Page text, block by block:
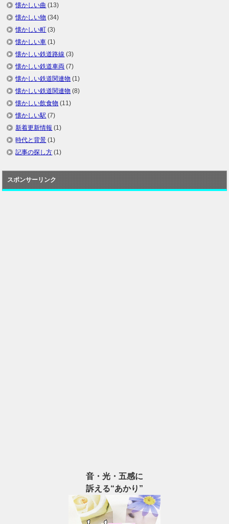
懐かしい曲 (13)
懐かしい物 (34)
懐かしい町 (3)
懐かしい車 (1)
懐かしい鉄道路線 (3)
懐かしい鉄道車両 (7)
懐かしい鉄道関連物 (1)
懐かしい鉄道関連物 (8)
懐かしい飲食物 (11)
懐かしい駅 (7)
新着更新情報 (1)
時代と背景 (1)
記事の探し方 (1)
スポンサーリンク
音・光・五感に
訴える“あかり”